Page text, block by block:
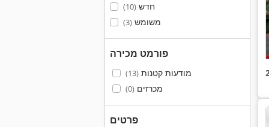
חדש(10)
משומש(3)
פורמט מכירה
מודעות קטנות(13)
מכרזים(0)
פרטים